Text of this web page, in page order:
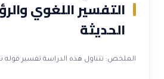
التفسير اللغوي
الحديثة
الملخص: تتناول هذه الدراسة تفسير قوله